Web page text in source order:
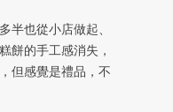
半也從小店做起、
餅的手工感消失，
但感覺是禮品，不